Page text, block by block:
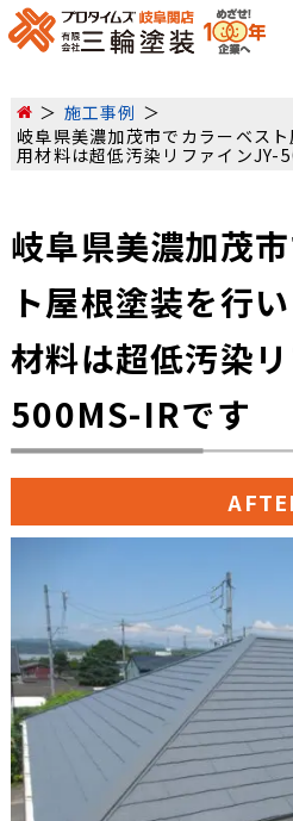
施工事例
岐阜県美濃加茂市でカラーベス
用材料は超低汚染リファイン
岐阜県美濃加茂
ト屋根塗装を行
材料は超低汚染
500MS-IRです